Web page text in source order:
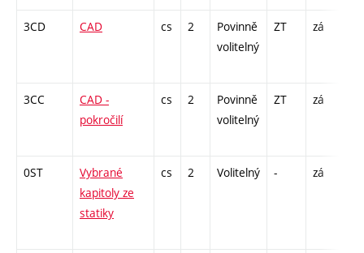
3CD CAD cs 2
Povinně
volitelný
ZT zá
3CC
CAD -
pokročilí
cs 2
Povinně
volitelný
ZT zá
0ST
Vybrané
kapitoly ze
statiky
cs 2 Volitelný - zá